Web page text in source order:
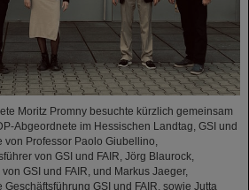
Moritz Promny besuchte kürzlich gemeinsam
Abgeordnete im Hessischen Landtag, GSI und
von Professor Paolo Giubellino,
von GSI und FAIR, Jörg Blaurock,
GSI und FAIR, und Markus Jaeger,
GSI und FAIR, sowie Jutta